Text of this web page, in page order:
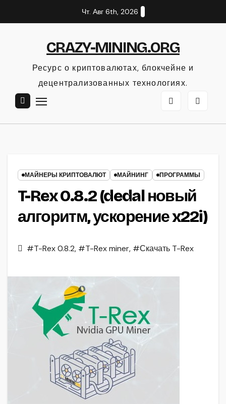
к
Чт. Авг 6th, 2026
CRAZY-MINING.ORG
Ресурс о криптовалютах, блокчейне и
децентрализованных технологиях.
МАЙНЕРЫ КРИПТОВАЛЮТ МАЙНИНГ ПРОГРАММЫ
T-Rex 0.8.2 (dedal новый
алгоритм, ускорение x22i)
#T-Rex 0.8.2, #T-Rex miner, #Скачать T-Rex